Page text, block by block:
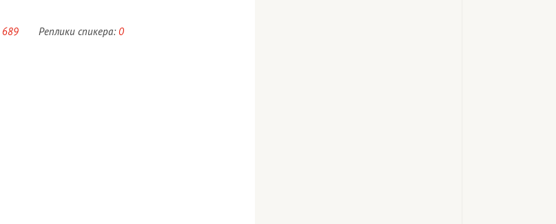
689 Реплики спикера: 0